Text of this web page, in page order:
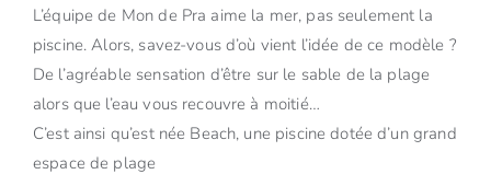
L’équipe de Mon de Pra aime la mer, pas seulement la
piscine. Alors, savez-vous d’où vient l’idée de ce modèle ?
De l’agréable sensation d’être sur le sable de la plage
alors que l’eau vous recouvre à moitié…
C’est ainsi qu’est née Beach, une piscine dotée d’un grand
espace de plage